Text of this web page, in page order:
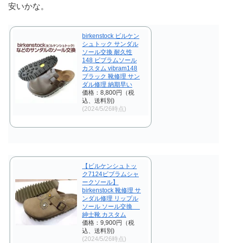
安いかな。
birkenstock ビルケン
シュトック サンダル
ソール交換 耐久性
148 ビブラムソール
カスタム vibram148
ブラック 靴修理 サン
ダル修理 納期早い
価格：8,800円（税
込、送料別)
(2024/5/26時点)
【ビルケンシュトッ
ク7124ビブラムシャ
ークソール】
birkenstock 靴修理 サ
ンダル修理 リップル
ソール ソール交換
紳士靴 カスタム
価格：9,900円（税
込、送料別)
(2024/5/26時点)